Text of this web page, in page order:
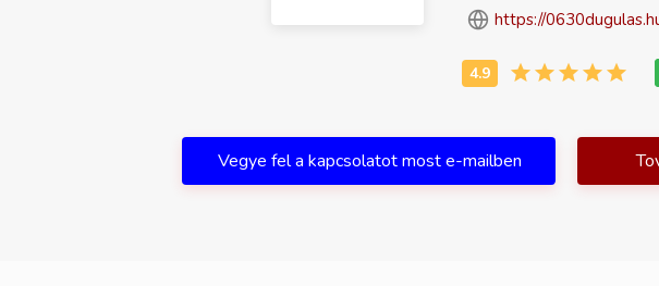
https://
Vegye fel a kapcsolatot most e-mailben